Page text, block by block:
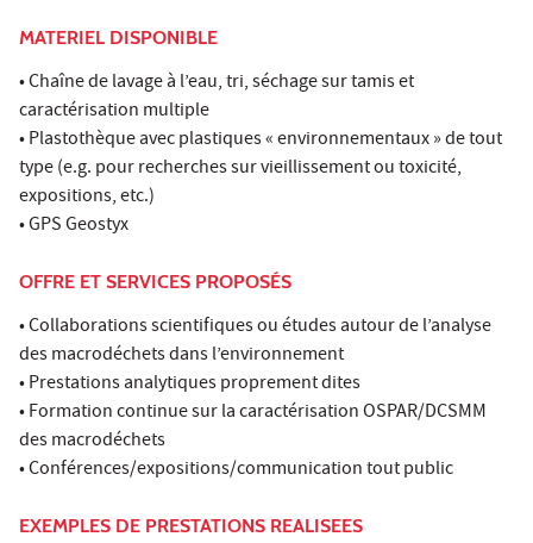
MATERIEL DISPONIBLE
• Chaîne de lavage à l’eau, tri, séchage sur tamis et
caractérisation multiple
• Plastothèque avec plastiques « environnementaux » de tout
type (e.g. pour recherches sur vieillissement ou toxicité,
expositions, etc.)
• GPS Geostyx
OFFRE ET SERVICES PROPOSÉS
• Collaborations scientifiques ou études autour de l’analyse
des macrodéchets dans l’environnement
• Prestations analytiques proprement dites
• Formation continue sur la caractérisation OSPAR/DCSMM
des macrodéchets
• Conférences/expositions/communication tout public
EXEMPLES DE PRESTATIONS REALISEES